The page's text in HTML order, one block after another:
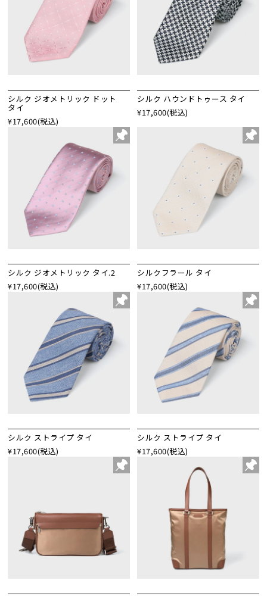
シルク ジオメトリック ドット
タイ
¥17,600(税込)
シルク ハウンドトゥース タイ
¥17,600(税込)
シルク ジオメトリック タイ.2
¥17,600(税込)
シルクフラール タイ
¥17,600(税込)
シルク ストライプ タイ
¥17,600(税込)
シルク ストライプ タイ
¥17,600(税込)